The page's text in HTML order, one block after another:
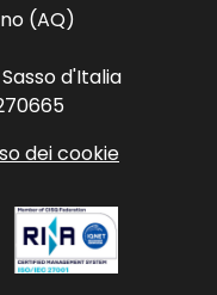
(AQ)
d'Italia
dei cookie